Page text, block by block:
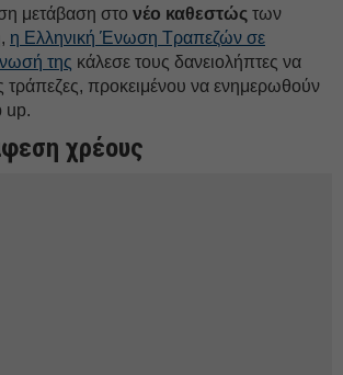
μετάβαση στο νέο καθεστώς των
η Ελληνική Ένωση Τραπεζών σε
της κάλεσε τους δανειολήπτες να
τράπεζες, προκειμένου να ενημερωθούν
up.
χρέους